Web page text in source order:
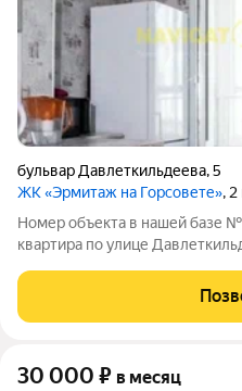
бульвар Давлеткильдеева,5
ЖК «Эрмитаж на Горсовете»,
Номер объекта в нашей базе
квартира по улице
30 000 ₽ в месяц